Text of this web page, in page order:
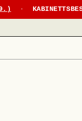
·